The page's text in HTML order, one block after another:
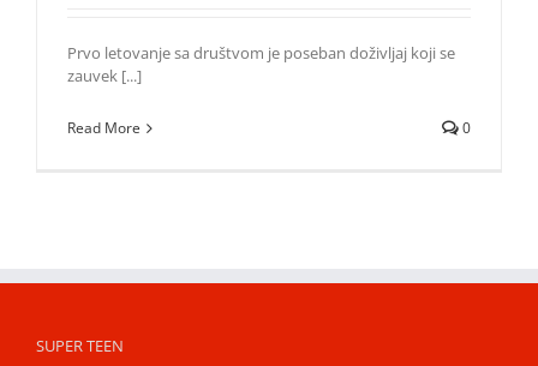
Prvo letovanje sa društvom je poseban doživljaj koji se
zauvek [...]
Read More 0
SUPER TEEN